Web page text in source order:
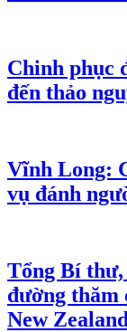
Chinh phục
đến thảo
Vĩnh Long:
vụ đánh
Tổng Bí
đường thăm
New Zealand